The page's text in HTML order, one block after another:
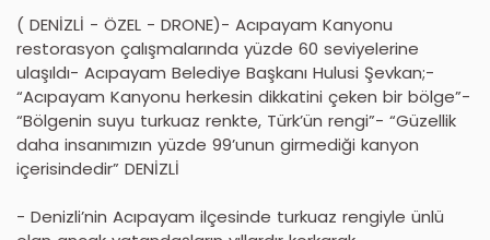
( DENİZLİ - ÖZEL - DRONE)- Acıpayam Kanyonu
restorasyon çalışmalarında yüzde 60 seviyelerine
ulaşıldı- Acıpayam Belediye Başkanı Hulusi Şevkan;-
“Acıpayam Kanyonu herkesin dikkatini çeken bir bölge”-
“Bölgenin suyu turkuaz renkte, Türk’ün rengi”- “Güzellik
daha insanımızın yüzde 99’unun girmediği kanyon
içerisindedir” DENİZLİ
- Denizli’nin Acıpayam ilçesinde turkuaz rengiyle ünlü